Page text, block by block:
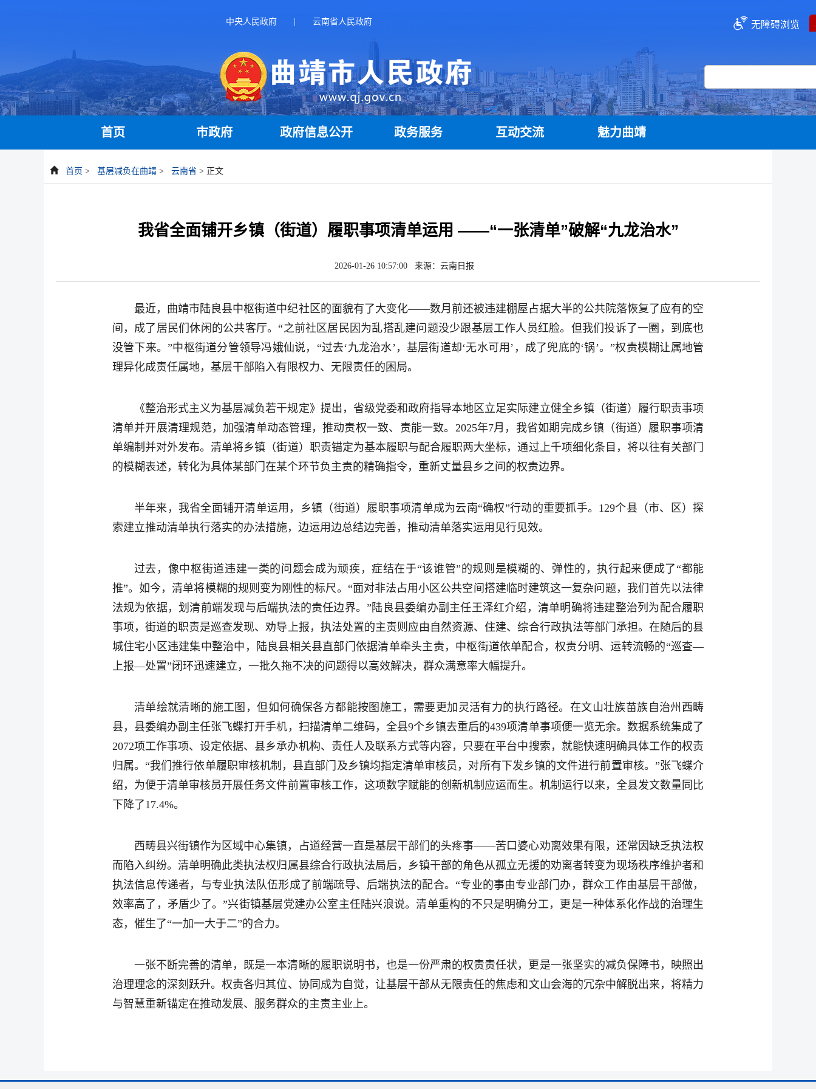
中央人民政府 云南省人民政府 无障碍浏览
首页 市政府 政府信息公开 政务服务 互动交流 魅力曲靖
首页 > 基层减负在曲靖 > 云南省 > 正文
我省全面铺开乡镇（街道）履职事项清单运用 ——“一张清单”破解“九龙治水”
2026-01-26 10:57:00 来源：云南日报
最近，曲靖市陆良县中枢街道中纪社区的面貌有了大变化——数月前还被违建棚屋占据大半的公共院落恢复了应有的空
间，成了居民们休闲的公共客厅。“之前社区居民因为乱搭乱建问题没少跟基层工作人员红脸。但我们投诉了一圈，到底也
没管下来。”中枢街道分管领导冯娥仙说，“过去‘九龙治水’，基层街道却‘无水可用’，成了兜底的‘锅’。”权责模糊让属地管
理异化成责任属地，基层干部陷入有限权力、无限责任的困局。
《整治形式主义为基层减负若干规定》提出，省级党委和政府指导本地区立足实际建立健全乡镇（街道）履行职责事项
清单并开展清理规范，加强清单动态管理，推动责权一致、责能一致。2025年7月，我省如期完成乡镇（街道）履职事项清
单编制并对外发布。清单将乡镇（街道）职责锚定为基本履职与配合履职两大坐标，通过上千项细化条目，将以往有关部门
的模糊表述，转化为具体某部门在某个环节负主责的精确指令，重新丈量县乡之间的权责边界。
半年来，我省全面铺开清单运用，乡镇（街道）履职事项清单成为云南“确权”行动的重要抓手。129个县（市、区）探
索建立推动清单执行落实的办法措施，边运用边总结边完善，推动清单落实运用见行见效。
过去，像中枢街道违建一类的问题会成为顽疾，症结在于“该谁管”的规则是模糊的、弹性的，执行起来便成了“都能
推”。如今，清单将模糊的规则变为刚性的标尺。“面对非法占用小区公共空间搭建临时建筑这一复杂问题，我们首先以法律
法规为依据，划清前端发现与后端执法的责任边界。”陆良县委编办副主任王泽红介绍，清单明确将违建整治列为配合履职
事项，街道的职责是巡查发现、劝导上报，执法处置的主责则应由自然资源、住建、综合行政执法等部门承担。在随后的县
城住宅小区违建集中整治中，陆良县相关县直部门依据清单牵头主责，中枢街道依单配合，权责分明、运转流畅的“巡查—
上报—处置”闭环迅速建立，一批久拖不决的问题得以高效解决，群众满意率大幅提升。
清单绘就清晰的施工图，但如何确保各方都能按图施工，需要更加灵活有力的执行路径。在文山壮族苗族自治州西畴
县，县委编办副主任张飞蝶打开手机，扫描清单二维码，全县9个乡镇去重后的439项清单事项便一览无余。数据系统集成了
2072项工作事项、设定依据、县乡承办机构、责任人及联系方式等内容，只要在平台中搜索，就能快速明确具体工作的权责
归属。“我们推行依单履职审核机制，县直部门及乡镇均指定清单审核员，对所有下发乡镇的文件进行前置审核。”张飞蝶介
绍，为便于清单审核员开展任务文件前置审核工作，这项数字赋能的创新机制应运而生。机制运行以来，全县发文数量同比
下降了17.4%。
西畴县兴街镇作为区域中心集镇，占道经营一直是基层干部们的头疼事——苦口婆心劝离效果有限，还常因缺乏执法权
而陷入纠纷。清单明确此类执法权归属县综合行政执法局后，乡镇干部的角色从孤立无援的劝离者转变为现场秩序维护者和
执法信息传递者，与专业执法队伍形成了前端疏导、后端执法的配合。“专业的事由专业部门办，群众工作由基层干部做，
效率高了，矛盾少了。”兴街镇基层党建办公室主任陆兴浪说。清单重构的不只是明确分工，更是一种体系化作战的治理生
态，催生了“一加一大于二”的合力。
一张不断完善的清单，既是一本清晰的履职说明书，也是一份严肃的权责责任状，更是一张坚实的减负保障书，映照出
治理理念的深刻跃升。权责各归其位、协同成为自觉，让基层干部从无限责任的焦虑和文山会海的冗杂中解脱出来，将精力
与智慧重新锚定在推动发展、服务群众的主责主业上。